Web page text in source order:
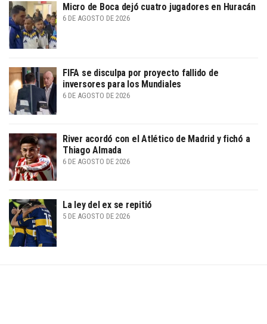
Micro de Boca dejó cuatro jugadores en Huracán
6 DE AGOSTO DE 2026
FIFA se disculpa por proyecto fallido de
inversores para los Mundiales
6 DE AGOSTO DE 2026
River acordó con el Atlético de Madrid y fichó a
Thiago Almada
6 DE AGOSTO DE 2026
La ley del ex se repitió
5 DE AGOSTO DE 2026